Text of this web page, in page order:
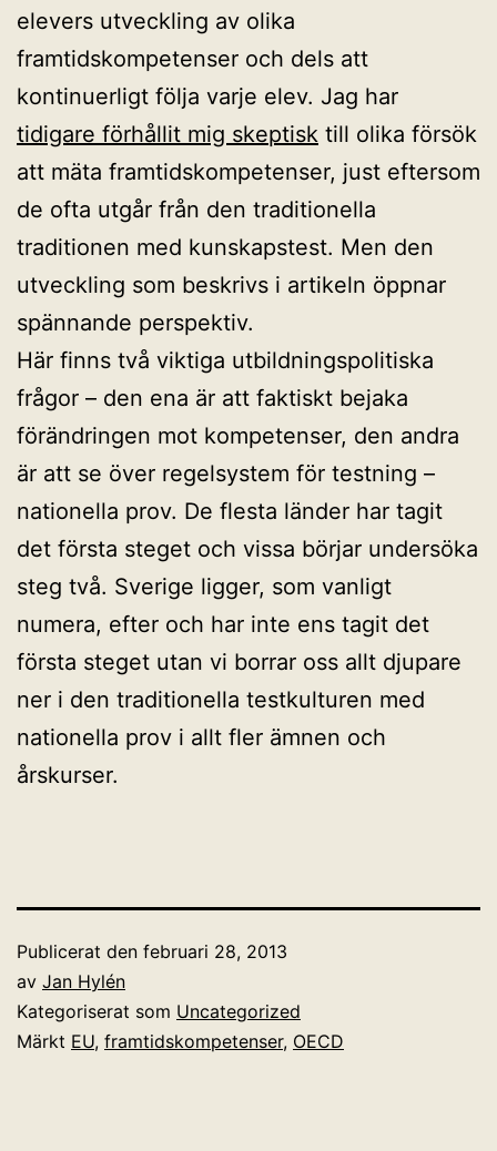
elevers utveckling av olika
framtidskompetenser och dels att
kontinuerligt följa varje elev. Jag har
tidigare förhållit mig skeptisk till olika försök
att mäta framtidskompetenser, just eftersom
de ofta utgår från den traditionella
traditionen med kunskapstest. Men den
utveckling som beskrivs i artikeln öppnar
spännande perspektiv.
Här finns två viktiga utbildningspolitiska
frågor – den ena är att faktiskt bejaka
förändringen mot kompetenser, den andra
är att se över regelsystem för testning –
nationella prov. De flesta länder har tagit
det första steget och vissa börjar undersöka
steg två. Sverige ligger, som vanligt
numera, efter och har inte ens tagit det
första steget utan vi borrar oss allt djupare
ner i den traditionella testkulturen med
nationella prov i allt fler ämnen och
årskurser.
Publicerat den februari 28, 2013
av Jan Hylén
Kategoriserat som Uncategorized
Märkt EU, framtidskompetenser, OECD